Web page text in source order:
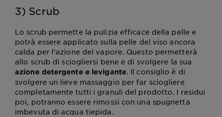
3) Scrub
Lo scrub permette la pulizia efficace della pelle e
potrà essere applicato sulla pelle del viso ancora
calda per l’azione del vapore. Questo permetterà
allo scrub di sciogliersi bene e di svolgere la sua
azione detergente e levigante. Il consiglio è di
svolgere un lieve massaggio per far sciogliere
completamente tutti i granuli del prodotto. I residui
poi, potranno essere rimossi con una spugnetta
imbevuta di acqua tiepida.